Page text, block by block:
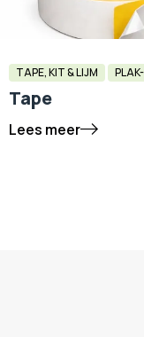
TAPE, KIT & LIJM
Tape
Lees meer